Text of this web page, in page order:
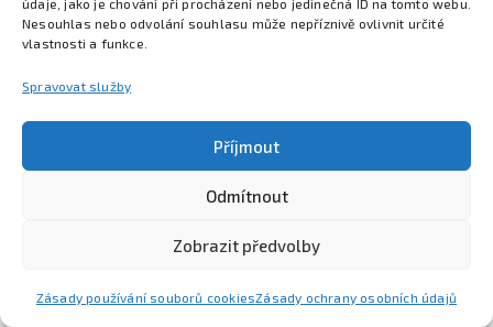
údaje, jako je chování při procházení nebo jedinečná ID na tomto webu.
Nesouhlas nebo odvolání souhlasu může nepříznivě ovlivnit určité
vlastnosti a funkce.
Spravovat služby
Příjmout
Odmítnout
Zobrazit předvolby
Zásady používání souborů cookiesZásady ochrany osobních údajů